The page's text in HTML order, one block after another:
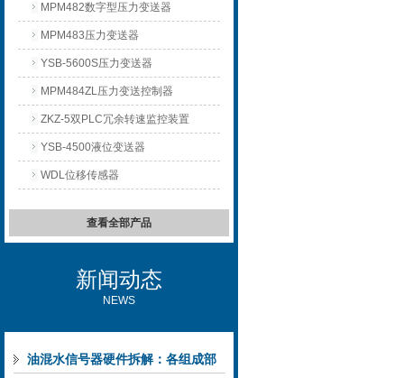
MPM482数字型压力变送器
MPM483压力变送器
YSB-5600S压力变送器
MPM484ZL压力变送控制器
ZKZ-5双PLC冗余转速监控装置
YSB-4500液位变送器
WDL位移传感器
查看全部产品
新闻动态
NEWS
油混水信号器硬件拆解：各组成部